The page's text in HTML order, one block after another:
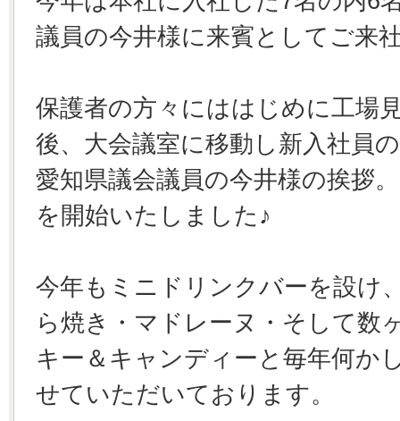
議員の今井様に来賓としてご来
保護者の方々にははじめに工場
後、大会議室に移動し新入社員
愛知県議会議員の今井様の挨拶
を開始いたしました♪
今年もミニドリンクバーを設け
ら焼き・マドレーヌ・そして数
キー＆キャンディーと毎年何か
せていただいております。